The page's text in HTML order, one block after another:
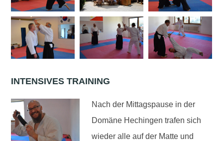
INTENSIVES TRAINING
Nach der Mittagspause in der
Domäne Hechingen trafen sich
wieder alle auf der Matte und